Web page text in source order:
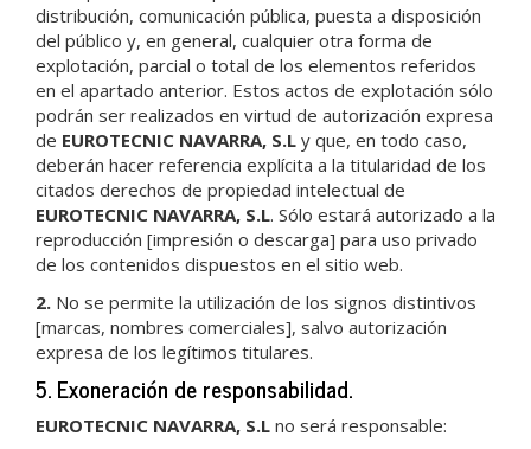
distribución, comunicación pública, puesta a disposición
del público y, en general, cualquier otra forma de
explotación, parcial o total de los elementos referidos
en el apartado anterior. Estos actos de explotación sólo
podrán ser realizados en virtud de autorización expresa
de EUROTECNIC NAVARRA, S.L y que, en todo caso,
deberán hacer referencia explícita a la titularidad de los
citados derechos de propiedad intelectual de
EUROTECNIC NAVARRA, S.L. Sólo estará autorizado a la
reproducción [impresión o descarga] para uso privado
de los contenidos dispuestos en el sitio web.
2. No se permite la utilización de los signos distintivos
[marcas, nombres comerciales], salvo autorización
expresa de los legítimos titulares.
5. Exoneración de responsabilidad.
EUROTECNIC NAVARRA, S.L no será responsable: